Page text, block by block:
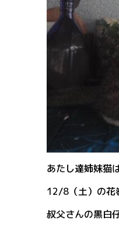
あたし達姉妹猫
12/8（土）の花
叔父さんの黒白